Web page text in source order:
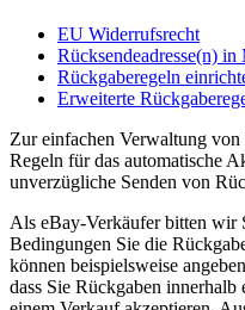
EU Widerrufsrecht
Rücksendeadresse(n)
Rückgaberegeln
Erweiterte
Zur einfachen Verwaltung
Regeln für das automatische
unverzügliche Senden von
Als eBay-Verkäufer bitten wir
Bedingungen Sie die
können beispielsweise
dass Sie Rückgaben innerhalb